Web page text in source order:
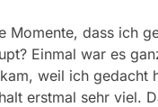
Momente, dass ich
Einmal war es
weil ich gedacht
erstmal sehr viel.